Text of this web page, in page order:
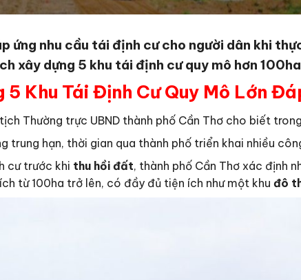
ứng nhu cầu tái định cư cho người dân khi
xây dựng 5 khu tái định cư quy mô hơn
5 Khu Tái Định Cư Quy Mô Lớn
Thường trực UBND thành phố Cần Thơ cho biết
trung hạn, thời gian qua thành phố triển khai nhiều
cư trước khi thu hồi đất, thành phố Cần Thơ xác định
từ 100ha trở lên, có đầy đủ tiện ích như một khu đô